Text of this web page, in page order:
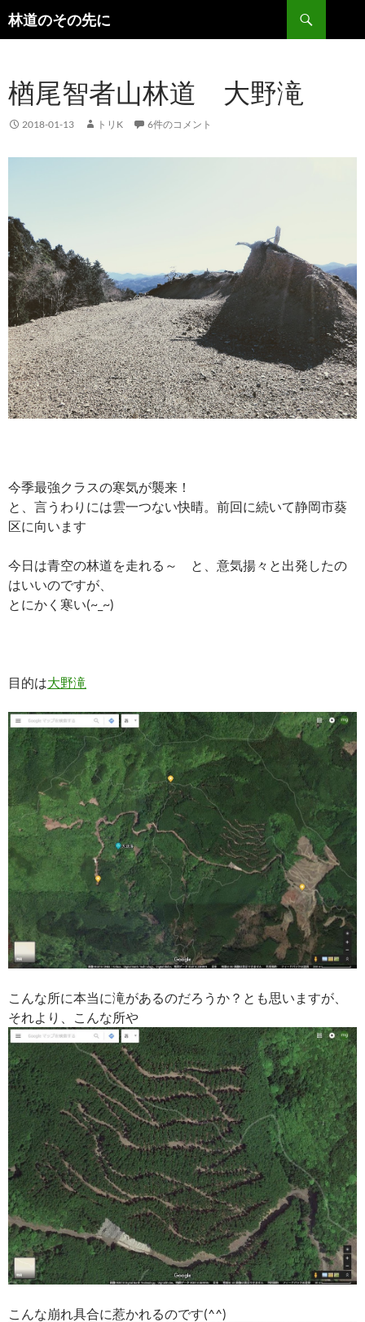
林道のその先に
検
索
ン
ツ
へ
楢尾智者山林道 大野滝
2018-01-13 トリK 6件のコメント
今季最強クラスの寒気が襲来！
と、言うわりには雲一つない快晴。前回に続いて静岡市葵
区に向います
今日は青空の林道を走れる～ と、意気揚々と出発したの
はいいのですが、
とにかく寒い(~_~)
目的は大野滝
こんな所に本当に滝があるのだろうか？とも思いますが、
それより、こんな所や
こんな崩れ具合に惹かれるのです(^^)